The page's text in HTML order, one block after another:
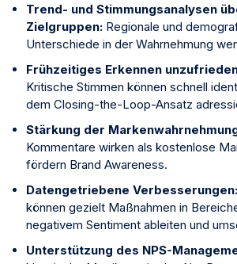
Trend- und Stimmungsanalysen
Zielgruppen: Regionale und
Unterschiede in der Wahrnehmung
Frühzeitiges Erkennen
Kritische Stimmen können schnell
dem Closing-the-Loop-Ansatz
Stärkung der
Kommentare wirken als kostenlose
fördern Brand Awareness.
Datengetriebene Verbesserungen:
können gezielt Maßnahmen in
negativem Sentiment ableiten und
Unterstützung des NPS-